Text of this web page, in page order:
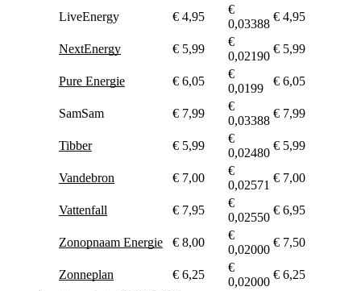
LiveEnergy € 4,95
€
0,03388
€ 4,95
NextEnergy € 5,99
€
0,02190
€ 5,99
Pure Energie € 6,05
€
0,0199
€ 6,05
SamSam € 7,99
€
0,03388
€ 7,99
Tibber € 5,99
€
0,02480
€ 5,99
Vandebron € 7,00
€
0,02571
€ 7,00
Vattenfall € 7,95
€
0,02550
€ 6,95
Zonopnaam Energie € 8,00
€
0,02000
€ 7,50
Zonneplan € 6,25
€
0,02000
€ 6,25